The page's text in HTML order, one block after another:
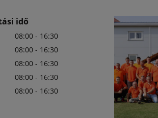
idő
08:00 - 16:30
08:00 - 16:30
08:00 - 16:30
08:00 - 16:30
08:00 - 16:30